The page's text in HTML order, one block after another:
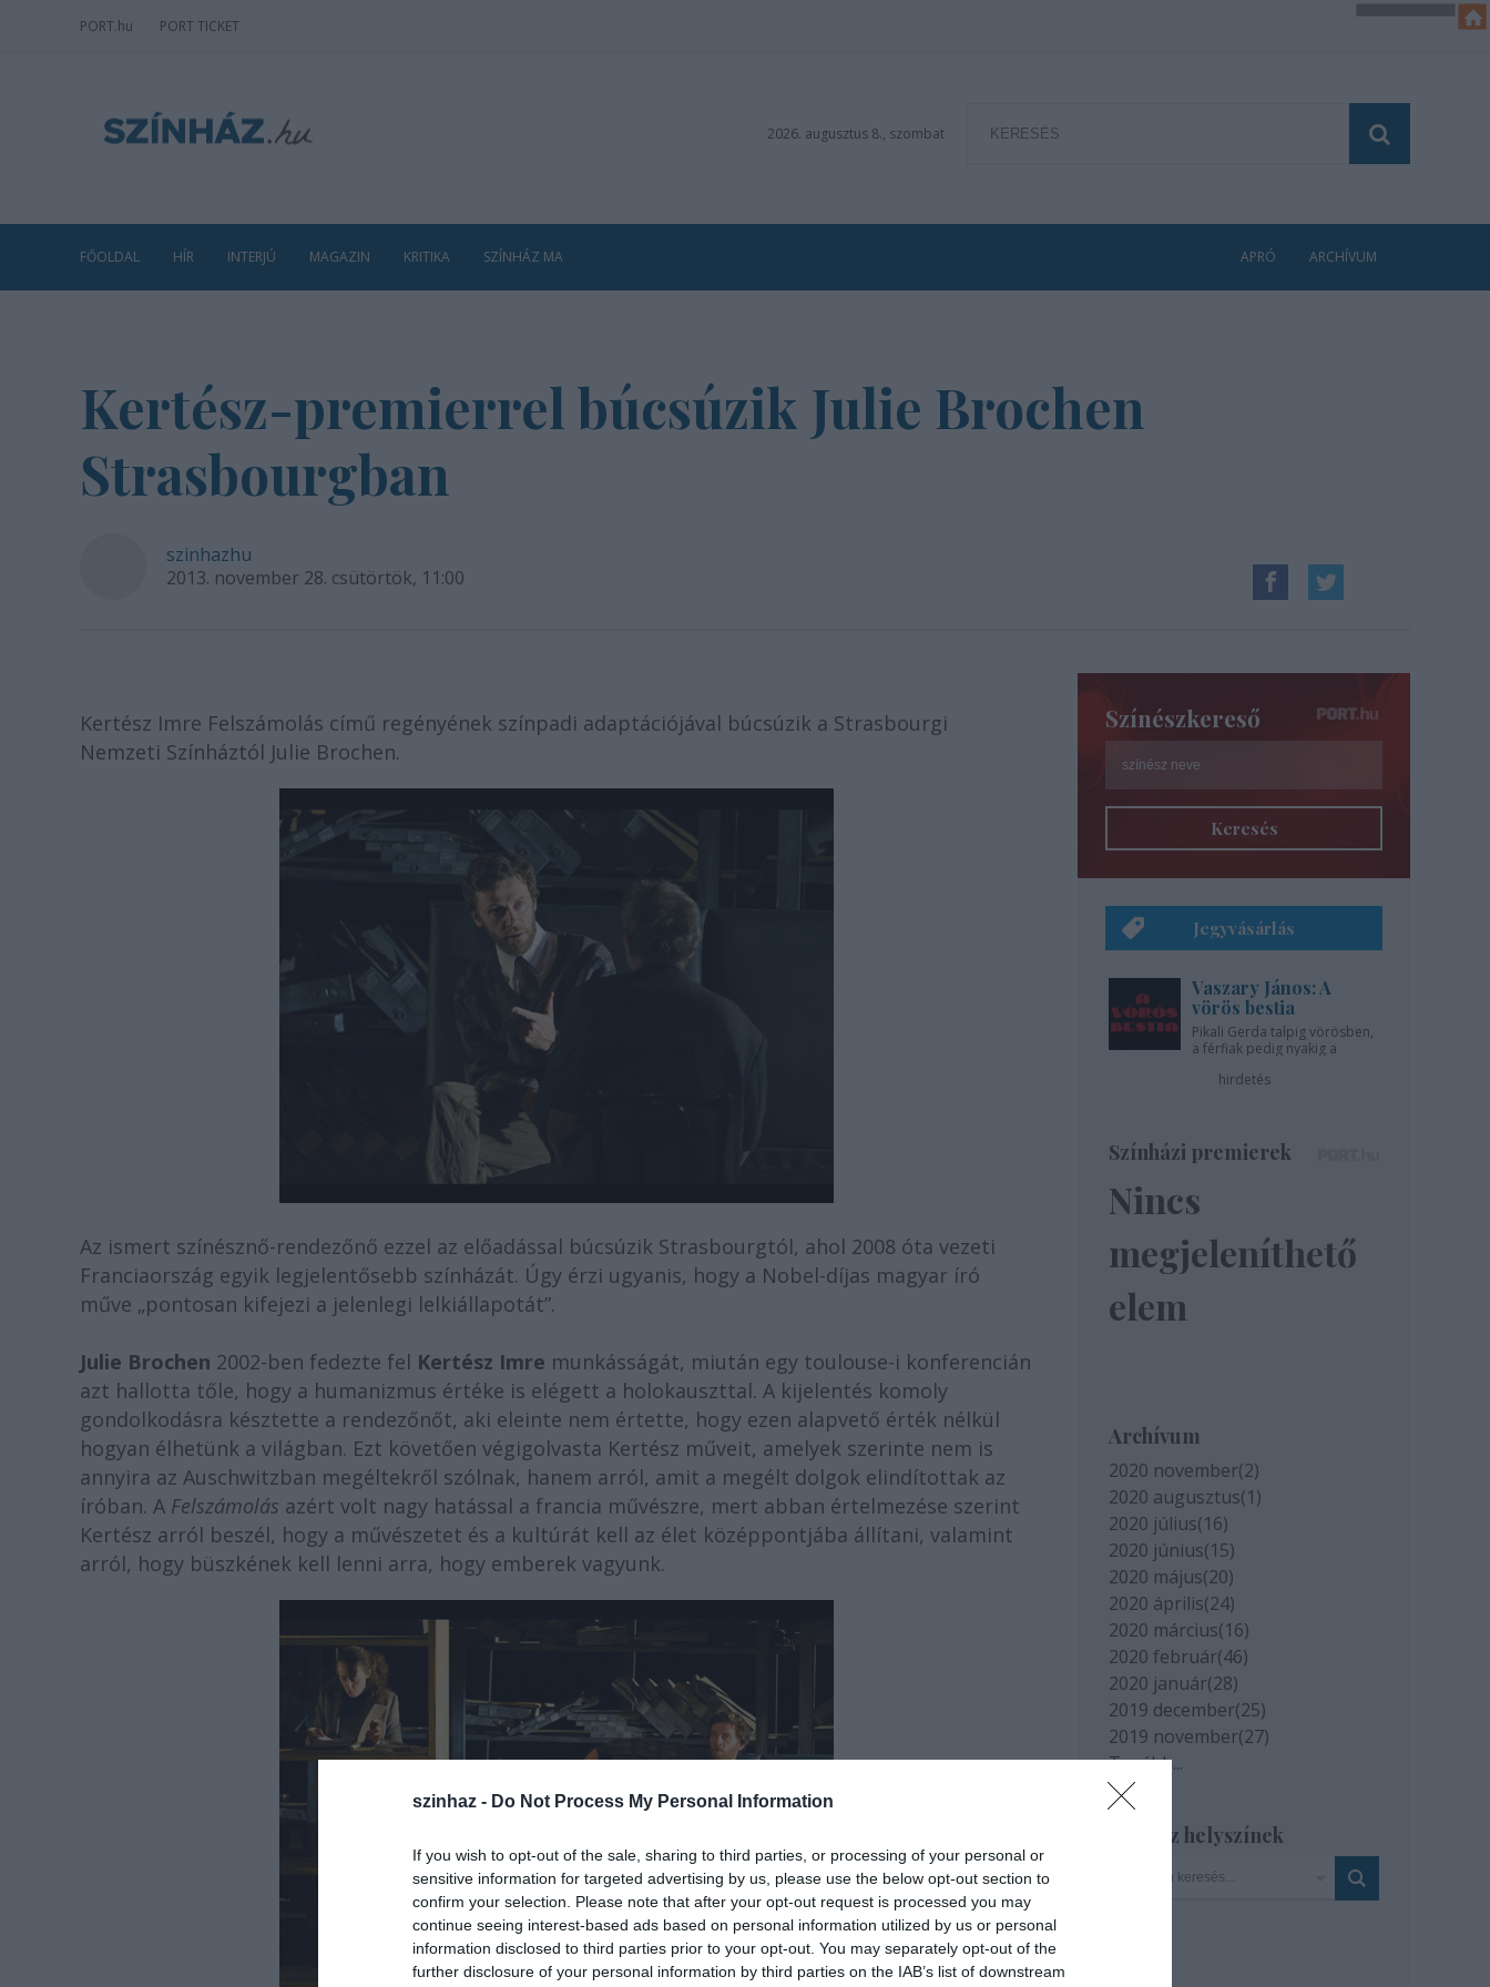
szinhaz - Do Not Process My Personal Information
If you wish to opt-out of the sale, sharing to third parties, or processing of your personal or
sensitive information for targeted advertising by us, please use the below opt-out section to
confirm your selection. Please note that after your opt-out request is processed you may
continue seeing interest-based ads based on personal information utilized by us or personal
information disclosed to third parties prior to your opt-out. You may separately opt-out of the
further disclosure of your personal information by third parties on the IAB’s list of downstream
PORT.hu PORT TICKET
2026. augusztus 8., szombat
FŐOLDAL HÍR INTERJÚ MAGAZIN KRITIKA SZÍNHÁZ MA APRÓ ARCHÍVUM
Kertész-premierrel búcsúzik Julie Brochen
Strasbourgban
szinhazhu
2013. november 28. csütörtök, 11:00
Kertész Imre Felszámolás című regényének színpadi adaptációjával búcsúzik a Strasbourgi
Nemzeti Színháztól Julie Brochen.
Az ismert színésznő-rendezőnő ezzel az előadással búcsúzik Strasbourgtól, ahol 2008 óta vezeti
Franciaország egyik legjelentősebb színházát. Úgy érzi ugyanis, hogy a Nobel-díjas magyar író
műve „pontosan kifejezi a jelenlegi lelkiállapotát”.
Julie Brochen 2002-ben fedezte fel Kertész Imre munkásságát, miután egy toulouse-i konferencián
azt hallotta tőle, hogy a humanizmus értéke is elégett a holokauszttal. A kijelentés komoly
gondolkodásra késztette a rendezőnőt, aki eleinte nem értette, hogy ezen alapvető érték nélkül
hogyan élhetünk a világban. Ezt követően végigolvasta Kertész műveit, amelyek szerinte nem is
annyira az Auschwitzban megéltekről szólnak, hanem arról, amit a megélt dolgok elindítottak az
íróban. A Felszámolás azért volt nagy hatással a francia művészre, mert abban értelmezése szerint
Kertész arról beszél, hogy a művészetet és a kultúrát kell az élet középpontjába állítani, valamint
arról, hogy büszkének kell lenni arra, hogy emberek vagyunk.
Színészkereső
Keresés
Jegyvásárlás
Vaszary János: A
vörös bestia
Pikali Gerda talpig vörösben,
a férfiak pedig nyakig a
hirdetés
Színházi premierek
Nincs
megjeleníthető
elem
Archívum
2020 november(2)
2020 augusztus(1)
2020 július(16)
2020 június(15)
2020 május(20)
2020 április(24)
2020 március(16)
2020 február(46)
2020 január(28)
2019 december(25)
2019 november(27)
Tovább...
Szinház helyszínek